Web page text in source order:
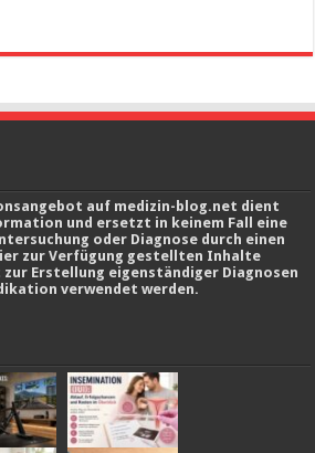
auf medizin-blog.net dient
und ersetzt in keinem Fall eine
oder Diagnose durch einen
zur Verfügung gestellten Inhalte
Erstellung eigenständiger Diagnosen
verwendet werden.